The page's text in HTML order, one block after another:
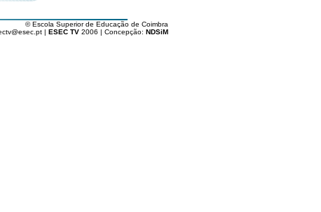
Coimbra
Apresentação XXII Festival
© Escola Superior de Educação de Coimbra
| ESEC TV 2006 | Concepção: NDSiM